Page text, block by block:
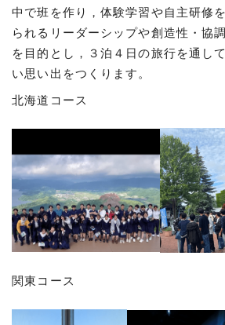
中で班を作り，体験学習や自主研修
られるリーダーシップや創造性・協
を目的とし，３泊４日の旅行を通し
い思い出をつくります。
北海道コース
関東コース